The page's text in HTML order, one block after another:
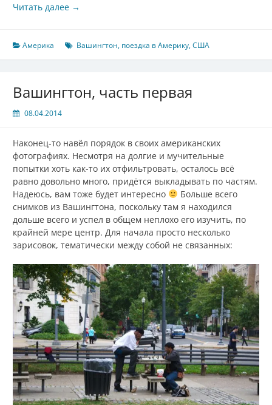
Читать далее →
Америка Вашингтон, поездка в Америку,США
Вашингтон, часть первая
08.04.2014
Наконец-то навёл порядок в своих американских
фотографиях. Несмотря на долгие и мучительные
попытки хоть как-то их отфильтровать, осталось всё
равно довольно много, придётся выкладывать по частям.
Надеюсь, вам тоже будет интересно
Больше всего
снимков из Вашингтона, поскольку там я находился
дольше всего и успел в общем неплохо его изучить, по
крайней мере центр. Для начала просто несколько
зарисовок, тематически между собой не связанных: